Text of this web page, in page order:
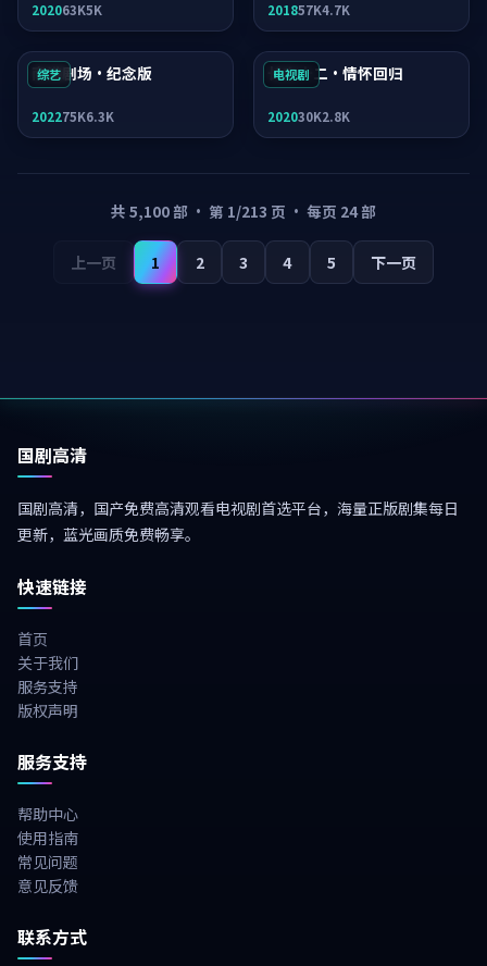
202063K5K 201857K4.7K
综艺
南港剧场·纪念版
202275K6.3K
电视剧
长安十二·情怀回归
202030K2.8K
共 5,100部 · 第 1/213 页 · 每页 24部
上一页 1 2 3 4 5 下一页
国剧高清
国剧高清，国产免费高清观看电视剧首选平台，海量正版剧集每日
更新，蓝光画质免费畅享。
快速链接
首页
关于我们
服务支持
版权声明
服务支持
帮助中心
使用指南
常见问题
意见反馈
联系方式